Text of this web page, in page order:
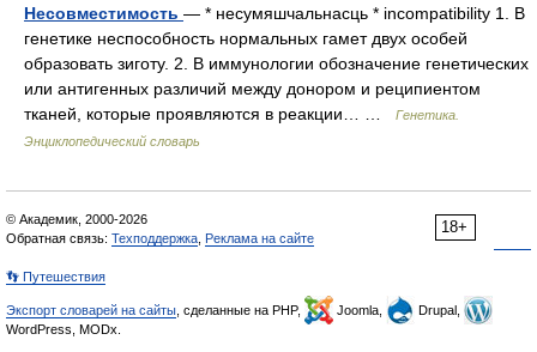
Несовместимость — * несумяшчальнасць * incompatibility 1. В
генетике неспособность нормальных гамет двух особей
образовать зиготу. 2. В иммунологии обозначение генетических
или антигенных различий между донором и реципиентом
тканей, которые проявляются в реакции… …
Генетика.
Энциклопедический словарь
18+
© Академик, 2000-2026
Обратная связь: Техподдержка Реклама на сайте
👣 Путешествия
Экспорт словарей на сайты , сделанные на PHP, Joomla,
Drupal,
WordPress, MODx.